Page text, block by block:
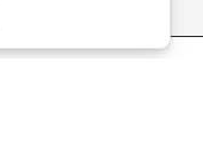
כל